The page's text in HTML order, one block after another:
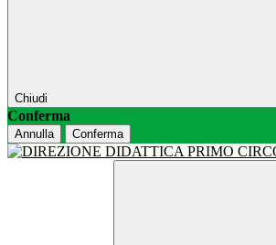
Chiudi
Conferma
Annulla Conferma